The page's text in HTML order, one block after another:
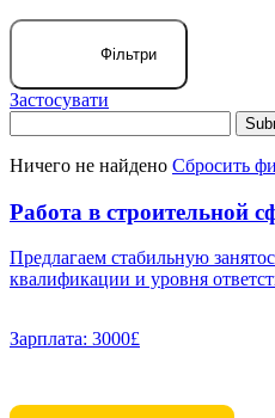
Фільтри
Застосувати
Ничего не найдено Сбросить
Работа в строительной
Предлагаем стабильную
квалификации и уровня
Зарплата: 3000£